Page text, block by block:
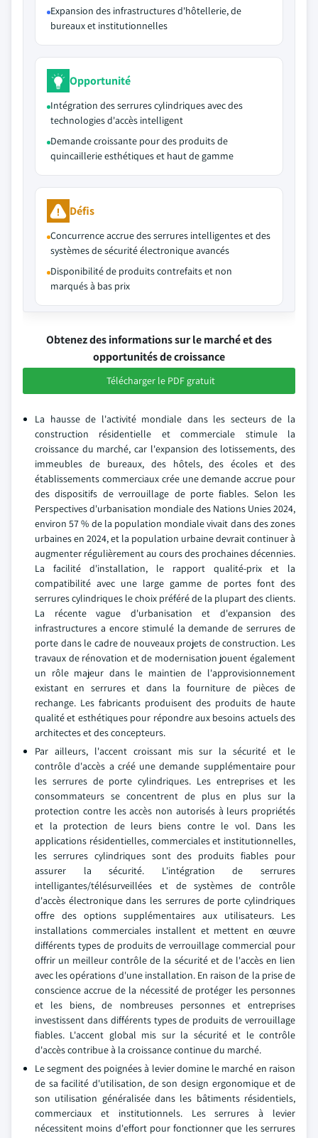
Expansion des infrastructures d'hôtellerie, de
bureaux et institutionnelles
Opportunité
Intégration des serrures cylindriques avec des
technologies d'accès intelligent
Demande croissante pour des produits de
quincaillerie esthétiques et haut de gamme
Défis
Concurrence accrue des serrures intelligentes et des
systèmes de sécurité électronique avancés
Disponibilité de produits contrefaits et non
marqués à bas prix
Obtenez des informations sur le marché et des
opportunités de croissance
Télécharger le PDF gratuit
La hausse de l'activité mondiale dans les secteurs de la
construction résidentielle et commerciale stimule la
croissance du marché, car l'expansion des lotissements, des
immeubles de bureaux, des hôtels, des écoles et des
établissements commerciaux crée une demande accrue pour
des dispositifs de verrouillage de porte fiables. Selon les
Perspectives d'urbanisation mondiale des Nations Unies 2024,
environ 57 % de la population mondiale vivait dans des zones
urbaines en 2024, et la population urbaine devrait continuer à
augmenter régulièrement au cours des prochaines décennies.
La facilité d'installation, le rapport qualité-prix et la
compatibilité avec une large gamme de portes font des
serrures cylindriques le choix préféré de la plupart des clients.
La récente vague d'urbanisation et d'expansion des
infrastructures a encore stimulé la demande de serrures de
porte dans le cadre de nouveaux projets de construction. Les
travaux de rénovation et de modernisation jouent également
un rôle majeur dans le maintien de l'approvisionnement
existant en serrures et dans la fourniture de pièces de
rechange. Les fabricants produisent des produits de haute
qualité et esthétiques pour répondre aux besoins actuels des
architectes et des concepteurs.
Par ailleurs, l'accent croissant mis sur la sécurité et le
contrôle d'accès a créé une demande supplémentaire pour
les serrures de porte cylindriques. Les entreprises et les
consommateurs se concentrent de plus en plus sur la
protection contre les accès non autorisés à leurs propriétés
et la protection de leurs biens contre le vol. Dans les
applications résidentielles, commerciales et institutionnelles,
les serrures cylindriques sont des produits fiables pour
assurer la sécurité. L'intégration de serrures
intelligantes/télésurveillées et de systèmes de contrôle
d'accès électronique dans les serrures de porte cylindriques
offre des options supplémentaires aux utilisateurs. Les
installations commerciales installent et mettent en œuvre
différents types de produits de verrouillage commercial pour
offrir un meilleur contrôle de la sécurité et de l'accès en lien
avec les opérations d'une installation. En raison de la prise de
conscience accrue de la nécessité de protéger les personnes
et les biens, de nombreuses personnes et entreprises
investissent dans différents types de produits de verrouillage
fiables. L'accent global mis sur la sécurité et le contrôle
d'accès contribue à la croissance continue du marché.
Le segment des poignées à levier domine le marché en raison
de sa facilité d'utilisation, de son design ergonomique et de
son utilisation généralisée dans les bâtiments résidentiels,
commerciaux et institutionnels. Les serrures à levier
nécessitent moins d'effort pour fonctionner que les serrures